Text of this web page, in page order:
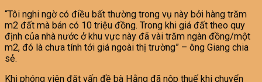
“Tôi nghi ngờ có điều bất thường trong vụ này bởi hàng trăm
m2 đất mà bán có 10 triệu đồng. Trong khi giá đất theo quy
định của nhà nước ở khu vực này đã vài trăm ngàn đồng/một
m2, đó là chưa tính tới giá ngoài thị trường” – ông Giang chia
sẻ.
Khi phóng viên đặt vấn đề bà Hằng đã nộp thuế khi chuyển